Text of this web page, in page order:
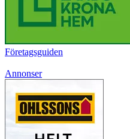
Företagsguiden
Annonser